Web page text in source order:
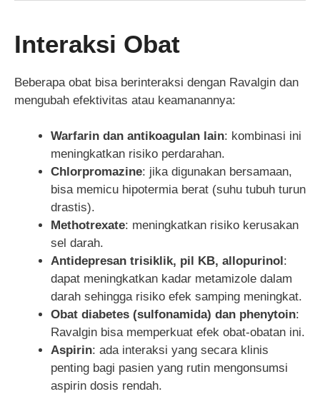
Interaksi Obat
Beberapa obat bisa berinteraksi dengan Ravalgin dan
mengubah efektivitas atau keamanannya:
Warfarin dan antikoagulan lain: kombinasi ini
meningkatkan risiko perdarahan.
Chlorpromazine: jika digunakan bersamaan,
bisa memicu hipotermia berat (suhu tubuh turun
drastis).
Methotrexate: meningkatkan risiko kerusakan
sel darah.
Antidepresan trisiklik, pil KB, allopurinol:
dapat meningkatkan kadar metamizole dalam
darah sehingga risiko efek samping meningkat.
Obat diabetes (sulfonamida) dan phenytoin:
Ravalgin bisa memperkuat efek obat-obatan ini.
Aspirin: ada interaksi yang secara klinis
penting bagi pasien yang rutin mengonsumsi
aspirin dosis rendah.